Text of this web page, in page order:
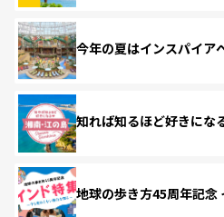
今年の夏はインスパイア
知れば知るほど好きにな
地球の歩き方45周年記念